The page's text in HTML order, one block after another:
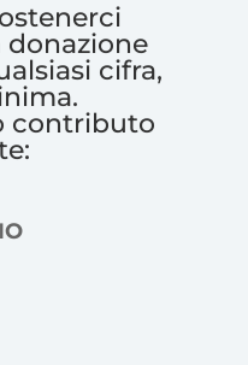
donazione
cifra,
contributo